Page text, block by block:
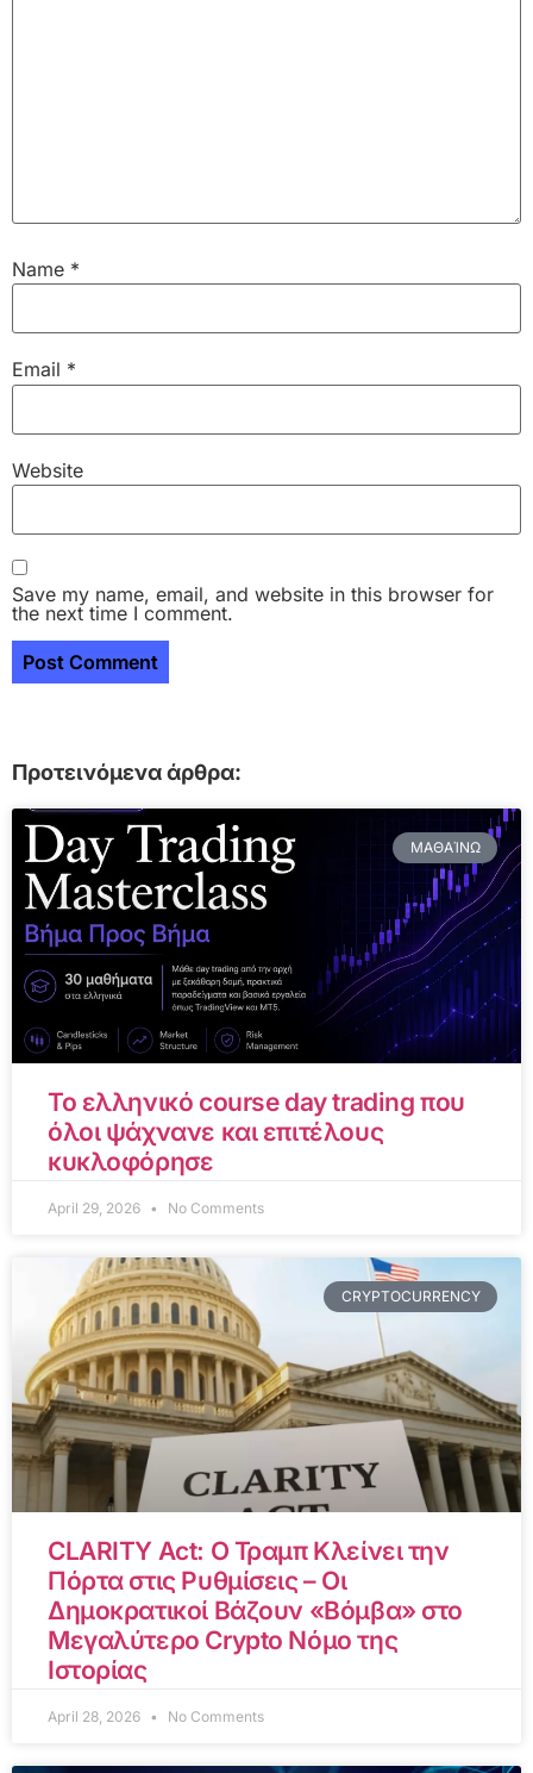
Name *
Email *
Website
Save my name, email, and website in this browser for
the next time I comment.
Προτεινόμενα άρθρα:
ΜΑΘΑΊΝΩ
Το ελληνικό course day trading που
όλοι ψάχνανε και επιτέλους
κυκλοφόρησε
April 29, 2026 No Comments
CRYPTOCURRENCY
CLARITY Act: Ο Τραμπ Κλείνει την
Πόρτα στις Ρυθμίσεις – Οι
Δημοκρατικοί Βάζουν «Βόμβα» στο
Μεγαλύτερο Crypto Νόμο της
Ιστορίας
April 28, 2026 No Comments